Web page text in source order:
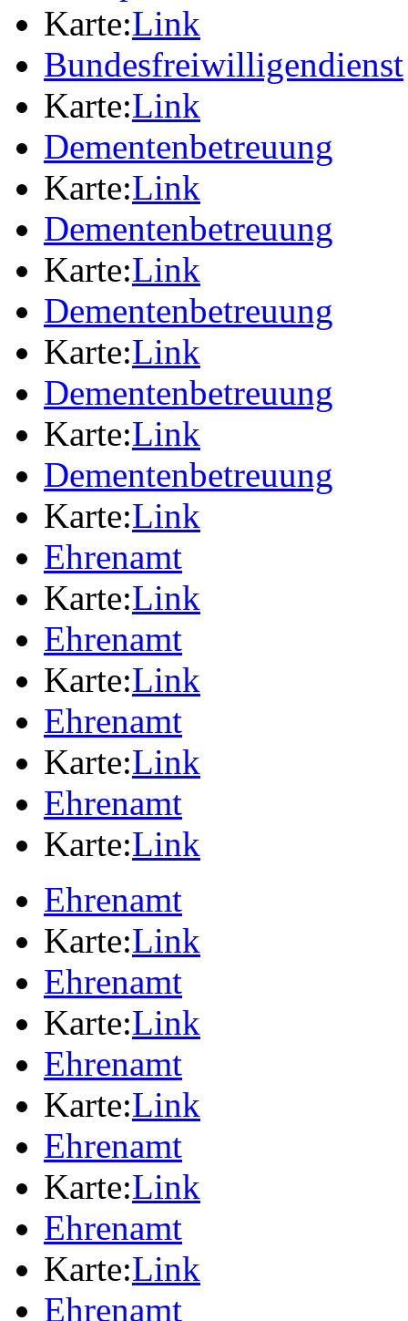
Karte:Link
Bundesfreiwilligendienst
Karte:Link
Dementenbetreuung
Karte:Link
Dementenbetreuung
Karte:Link
Dementenbetreuung
Karte:Link
Dementenbetreuung
Karte:Link
Dementenbetreuung
Karte:Link
Ehrenamt
Karte:Link
Ehrenamt
Karte:Link
Ehrenamt
Karte:Link
Ehrenamt
Karte:Link
Ehrenamt
Karte:Link
Ehrenamt
Karte:Link
Ehrenamt
Karte:Link
Ehrenamt
Karte:Link
Ehrenamt
Karte:Link
Ehrenamt